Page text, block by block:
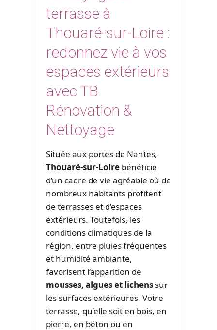
terrasse à
Thouaré-sur-Loire :
redonnez vie à vos
espaces extérieurs
avec TB
Rénovation &
Nettoyage
Située aux portes de Nantes,
Thouaré-sur-Loire bénéficie
d’un cadre de vie agréable où de
nombreux habitants profitent
de terrasses et d’espaces
extérieurs. Toutefois, les
conditions climatiques de la
région, entre pluies fréquentes
et humidité ambiante,
favorisent l’apparition de
mousses, algues et lichens sur
les surfaces extérieures. Votre
terrasse, qu’elle soit en bois, en
pierre, en béton ou en